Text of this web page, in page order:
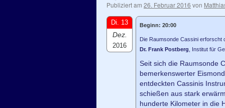
Publiziert am 26. Februar 2016 von
Di. 13
Dez.
2016
Beginn: 20:00
Die Raumsonde Cassini erforscht
Dr. Frank Postberg , Institut für
Seit sich die Raumsonde
bemerkenswerter
entdeckten Cassinis
schießen aus stark
hunderte Kilometer in die